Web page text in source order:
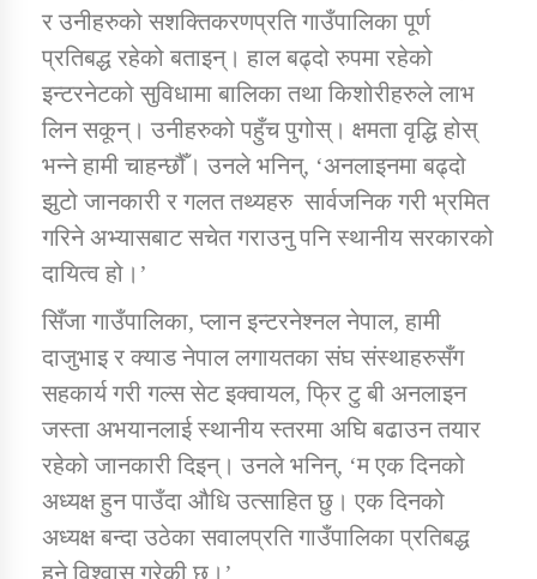
कर्णाली प्राविधि शिक्षालय जुम्लाको सुचना
तातोपानी गाउँपालिकाको न्यायिक समिति सम्बन्धी सन्देश
तातोपानी गाउँपालिका जुम्लाको महिला तथा लैङ्गिक हिंसा
सम्बन्धी सूचना सन्देश
तातोपानी गाउँपालिका जुम्लाको महिनावारी सम्बन्धिकाे
सन्देश
र उनीहरुको सशक्तिकरणप्रति गाउँपालिका पूर्ण
प्रतिबद्ध रहेको बताइन्। हाल बढ्दो रुपमा रहेको
इन्टरनेटको सुविधामा बालिका तथा किशोरीहरुले लाभ
लिन सकून्। उनीहरुको पहुँच पुगोस्। क्षमता वृद्धि होस्
भन्ने हामी चाहन्छौँ। उनले भनिन्, ‘अनलाइनमा बढ्दो
झुटो जानकारी र गलत तथ्यहरु सार्वजनिक गरी भ्रमित
गरिने अभ्यासबाट सचेत गराउनु पनि स्थानीय सरकारको
दायित्व हो।’
सिँजा गाउँपालिका, प्लान इन्टरनेश्नल नेपाल, हामी
दाजुभाइ र क्याड नेपाल लगायतका संघ संस्थाहरुसँग
सहकार्य गरी गल्स सेट इक्वायल, फ्रि टु बी अनलाइन
जस्ता अभयानलाई स्थानीय स्तरमा अघि बढाउन तयार
रहेको जानकारी दिइन्। उनले भनिन्, ‘म एक दिनको
अध्यक्ष हुन पाउँदा औधि उत्साहित छु। एक दिनको
अध्यक्ष बन्दा उठेका सवालप्रति गाउँपालिका प्रतिबद्ध
हुने विश्वास गरेकी छु।’